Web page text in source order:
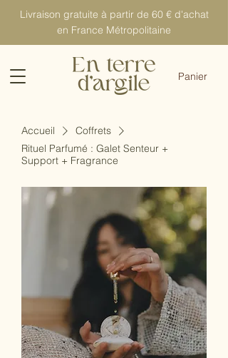
Livraison gratuite à partir de 60 € d'achat
en France Métropolitaine
Panier
Accueil
Coffrets
Rituel Parfumé : Galet Senteur +
Support + Fragrance